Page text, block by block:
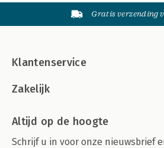
Gratis verzending
Klantenservice
Zakelijk
Altijd op de hoogte
Schrijf u in voor onze nieuwsbrief